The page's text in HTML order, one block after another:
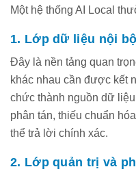
Một hệ thống AI Local
1. Lớp dữ liệu nội bộ
Đây là nền tảng quan
khác nhau cần được kết
chức thành nguồn dữ
phân tán, thiếu chuẩn
thể trả lời chính xác.
2. Lớp quản trị và